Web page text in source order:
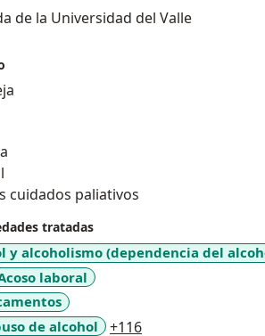
de la Universidad del Valle
cuidados paliativos
tratadas
y alcoholismo (dependencia del
laboral
de alcohol
+116